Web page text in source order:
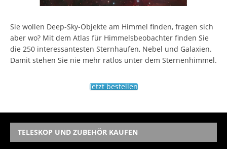
Sie wollen Deep-Sky-Objekte am Himmel finden, fragen sich
aber wo? Mit dem Atlas für Himmelsbeobachter finden Sie
die 250 interessantesten Sternhaufen, Nebel und Galaxien.
Damit stehen Sie nie mehr ratlos unter dem Sternenhimmel.
Jetzt bestellen
TELESKOP UND ZUBEHÖR KAUFEN